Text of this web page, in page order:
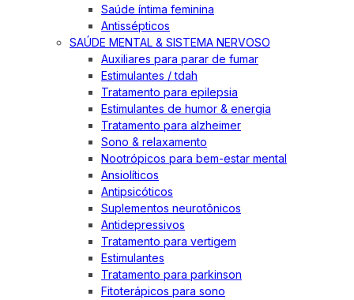
Saúde íntima feminina
Antissépticos
SAÚDE MENTAL & SISTEMA NERVOSO
Auxiliares para parar de fumar
Estimulantes / tdah
Tratamento para epilepsia
Estimulantes de humor & energia
Tratamento para alzheimer
Sono & relaxamento
Nootrópicos para bem-estar mental
Ansiolíticos
Antipsicóticos
Suplementos neurotônicos
Antidepressivos
Tratamento para vertigem
Estimulantes
Tratamento para parkinson
Fitoterápicos para sono